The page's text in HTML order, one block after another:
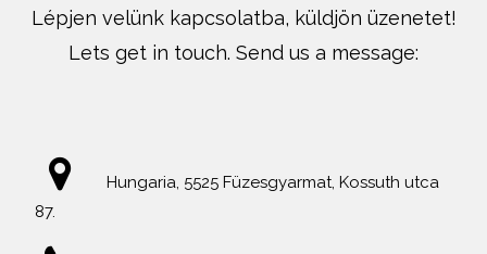
Lépjen velünk kapcsolatba, küldjön üzenetet!
Lets get in touch. Send us a message:
Hungaria, 5525 Füzesgyarmat, Kossuth utca
87.